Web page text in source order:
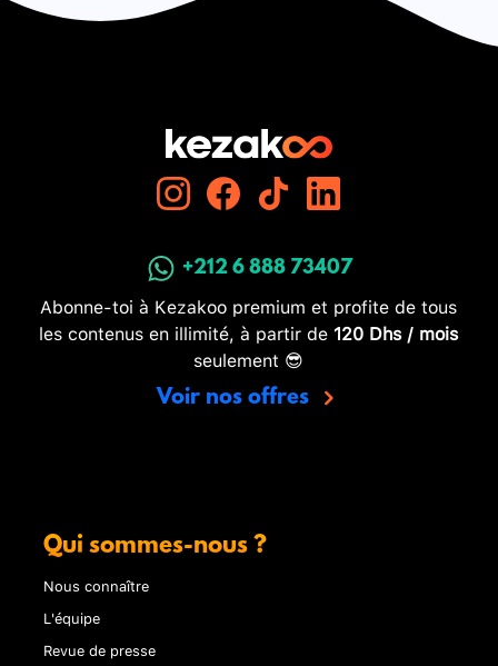
+212 6 888 73407
Abonne-toi à Kezakoo premium et profite de tous
les contenus en illimité, à partir de 120 Dhs / mois
seulement 😎
Voir nos offres
Qui sommes-nous ?
Nous connaître
L'équipe
Revue de presse